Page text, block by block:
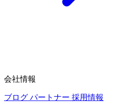
会社情報
ブログ パートナー 採用情報